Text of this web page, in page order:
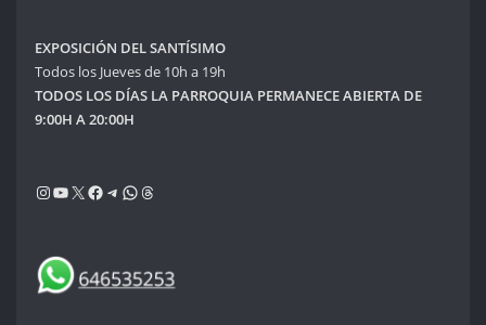
EXPOSICIÓN DEL SANTÍSIMO
Todos los Jueves de 10h a 19h
TODOS LOS DÍAS LA PARROQUIA PERMANECE ABIERTA DE
9:00H A 20:00H
Instagram
YouTube
X Facebook
Telegram
WhatsApp
Threads